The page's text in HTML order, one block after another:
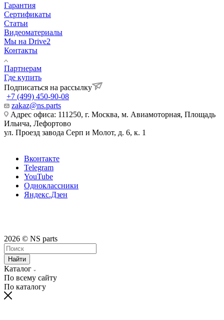
Гарантия
Сертификаты
Статьи
Видеоматериалы
Мы на Drive2
Контакты
Партнерам
Где купить
Подписаться на рассылку
+7 (499) 450-90-08
zakaz@ns.parts
Адрес офиса: 111250, г. Москва, м. Авиамоторная, Площадь
Ильича, Лефортово
ул. Проезд завода Серп и Молот, д. 6, к. 1
Вконтакте
Telegram
YouTube
Одноклассники
Яндекс.Дзен
2026 © NS parts
Найти
Каталог
По всему сайту
По каталогу